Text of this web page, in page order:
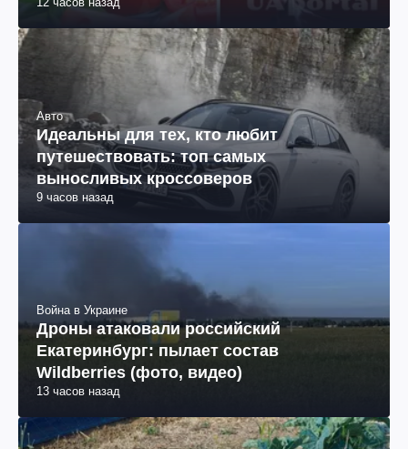
Авто
Идеальны для тех, кто любит
путешествовать: топ самых
выносливых кроссоверов
9 часов назад
Война в Украине
Дроны атаковали российский
Екатеринбург: пылает состав
Wildberries (фото, видео)
13 часов назад